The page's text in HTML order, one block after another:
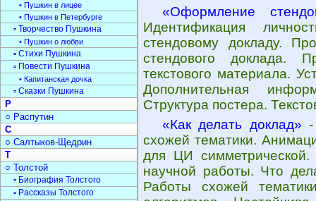
«Оформление
Идентификация
стендовому докладу.
стендового доклада.
текстового материала.
Дополнительная
Структура постера.
«Как делать доклад»
схожей тематики.
для ЦИ
научной работы. Что
Работы схожей
• Пушкин в лицее
• Пушкин в Петербурге
▫ Творчество Пушкина
• Пушкин о любви
▫ Стихи Пушкина
▫ Повести Пушкина
• Капитанская дочка
▫ Сказки Пушкина
Р
○ Распутин
С
○ Салтыков-Щедрин
Т
○ Толстой
▫ Биография Толстого
▫ Рассказы Толстого